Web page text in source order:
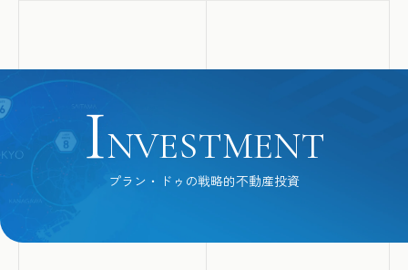
INVESTMENT
プラン・ドゥの戦略的不動産投資